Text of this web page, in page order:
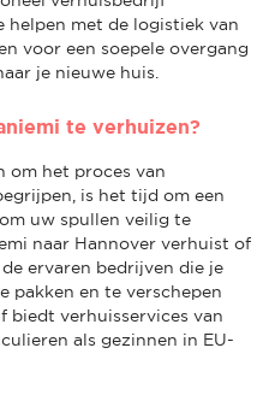
helpen met de logistiek van
voor een soepele overgang
je nieuwe huis.
te verhuizen?
om het proces van
is het tijd om een
uw spullen veilig te
naar Hannover verhuist of
de ervaren bedrijven die je
pakken en te verschepen
biedt verhuisservices van
als gezinnen in EU-